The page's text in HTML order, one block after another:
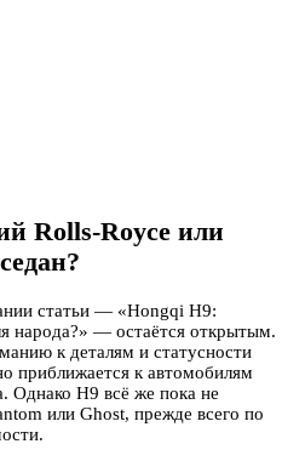
Rolls-Royce или
статьи — «Hongqi H9:
народа?» — остаётся открытым.
к деталям и статусности
приближается к автомобилям
Однако H9 всё же пока не
или Ghost, прежде всего по